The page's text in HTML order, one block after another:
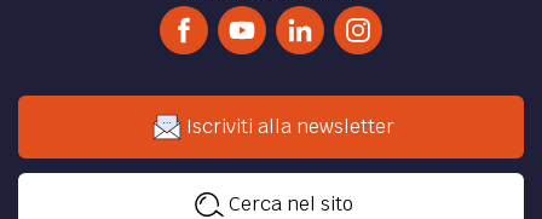
Iscriviti alla newsletter
Cerca nel sito